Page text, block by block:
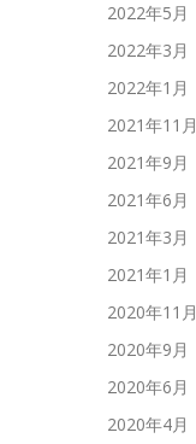
2022年5月
2022年3月
2022年1月
2021年11月
2021年9月
2021年6月
2021年3月
2021年1月
2020年11月
2020年9月
2020年6月
2020年4月